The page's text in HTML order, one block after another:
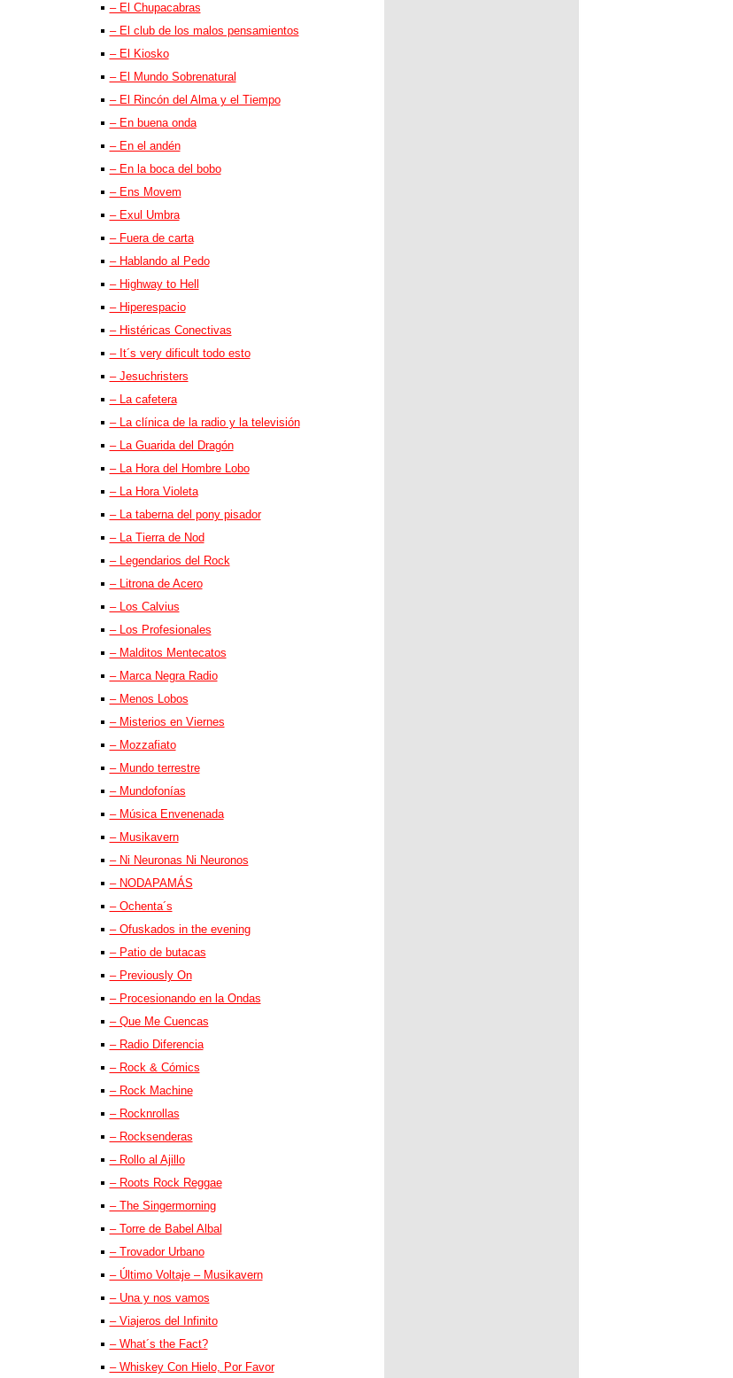
– El Chupacabras
– El club de los malos pensamientos
– El Kiosko
– El Mundo Sobrenatural
– El Rincón del Alma y el Tiempo
– En buena onda
– En el andén
– En la boca del bobo
– Ens Movem
– Exul Umbra
– Fuera de carta
– Hablando al Pedo
– Highway to Hell
– Hiperespacio
– Histéricas Conectivas
– It´s very dificult todo esto
– Jesuchristers
– La cafetera
– La clínica de la radio y la televisión
– La Guarida del Dragón
– La Hora del Hombre Lobo
– La Hora Violeta
– La taberna del pony pisador
– La Tierra de Nod
– Legendarios del Rock
– Litrona de Acero
– Los Calvius
– Los Profesionales
– Malditos Mentecatos
– Marca Negra Radio
– Menos Lobos
– Misterios en Viernes
– Mozzafiato
– Mundo terrestre
– Mundofonías
– Música Envenenada
– Musikavern
– Ni Neuronas Ni Neuronos
– NODAPAMÁS
– Ochenta´s
– Ofuskados in the evening
– Patio de butacas
– Previously On
– Procesionando en la Ondas
– Que Me Cuencas
– Radio Diferencia
– Rock & Cómics
– Rock Machine
– Rocknrollas
– Rocksenderas
– Rollo al Ajillo
– Roots Rock Reggae
– The Singermorning
– Torre de Babel Albal
– Trovador Urbano
– Último Voltaje – Musikavern
– Una y nos vamos
– Viajeros del Infinito
– What´s the Fact?
– Whiskey Con Hielo, Por Favor